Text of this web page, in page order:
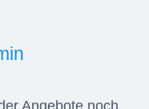
Angebote noch